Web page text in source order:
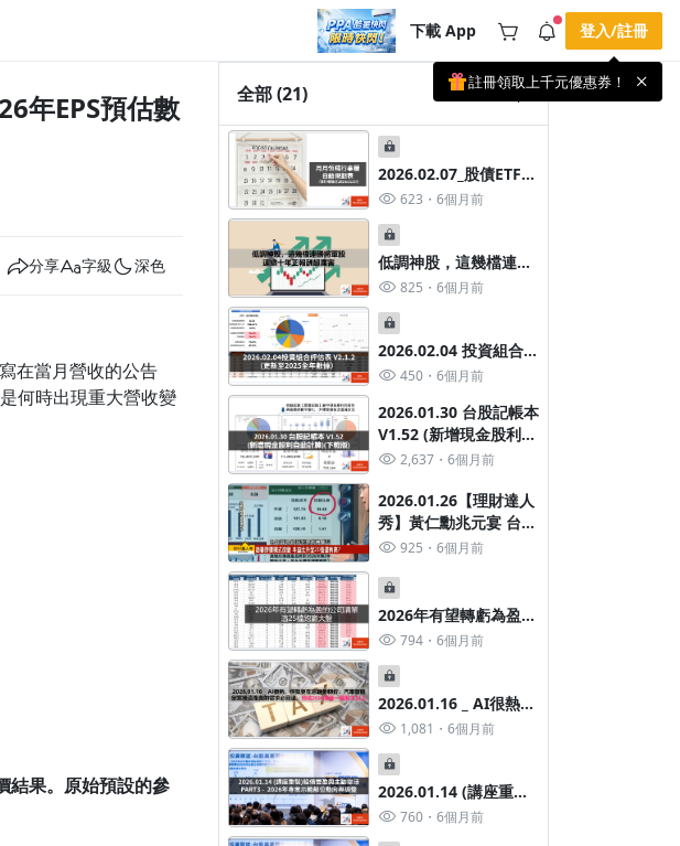
下載 App
下載 APP 領取獎勵，隨時吸收新知識
手機掃描下載
🌞 PPA 避暑津貼．冷氣房升級｜
期間快閃活動
🥵 酷暑限時快閃｜單筆滿 NT$2,500 現
折 NT$300、再贈最高 2% 點數回饋！
🚀 酷暑來襲．偷偷在冷氣房升級 📈
⭐️ 【冷氣房進修 限時開跑】◾單筆滿
NT$2,500 現折 NT$300◾活動期間：即
日起 - 8/13（只有一週）-📣 酷暑季好康
\ 再加碼 /→ 點數回饋無上限🔥購買任一
課程 or 訂閱✅ 消費即享回饋 1% 點數
✅ 滿 $5,000 回饋 2% 點數🎁 此為 PPA
官方帳號 Line@ 專屬活動，加入好友👉
享有「渠道專屬活動」及「個人化推
播」！
3 天前
查看全部
登入/註冊
註冊領取上千元優惠券！
年EPS預估數
分享 字級 深色
在當月營收的公告
何時出現重大營收變
結果。原始預設的參
全部(21)
2026.02.07_股債ETF配
息規劃表（產品資料更
瀑布圖檢視）
623 6個月前
低調神股，這幾檔連勝
將軍股 連續十年正報酬
825 6個月前
2026.02.04 投資組合規
劃表(數據更新至2025
450 6個月前
2026.01.30 台股記帳本
V1.52 (新增現金股利自
動計算)(下載版)
2,637 6個月前
2026.01.26【理財達人
秀】黃仁勳兆元宴 台股
續創高？三星.海力士財
人.貴金屬 年前賺紅
包？太空新戰場 下檔昇
達科？
925 6個月前
2026年有望轉虧為盈的
公司清單大集合
794 6個月前
2026.01.16 _ AI很熱，
但我更在意趨勢轉折：
的需求必回溫，預估
2026賺進一個股本以上
1,081 6個月前
2026.01.14 (講座重製)
股債雙盈與主動靈活
760 6個月前